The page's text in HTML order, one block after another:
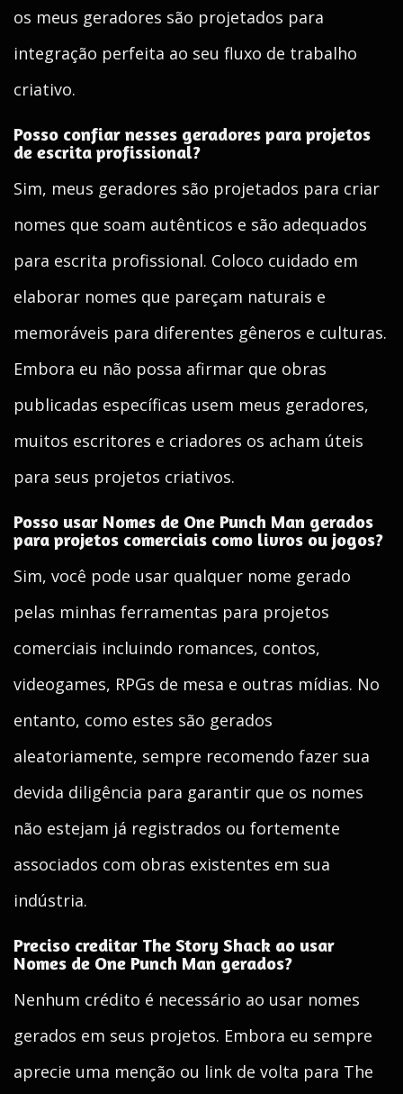
os meus geradores são projetados para
integração perfeita ao seu fluxo de trabalho
criativo.
Posso confiar nesses geradores para projetos
de escrita profissional?
Sim, meus geradores são projetados para criar
nomes que soam autênticos e são adequados
para escrita profissional. Coloco cuidado em
elaborar nomes que pareçam naturais e
memoráveis para diferentes gêneros e culturas.
Embora eu não possa afirmar que obras
publicadas específicas usem meus geradores,
muitos escritores e criadores os acham úteis
para seus projetos criativos.
Posso usar Nomes de One Punch Man gerados
para projetos comerciais como livros ou jogos?
Sim, você pode usar qualquer nome gerado
pelas minhas ferramentas para projetos
comerciais incluindo romances, contos,
videogames, RPGs de mesa e outras mídias. No
entanto, como estes são gerados
aleatoriamente, sempre recomendo fazer sua
devida diligência para garantir que os nomes
não estejam já registrados ou fortemente
associados com obras existentes em sua
indústria.
Preciso creditar The Story Shack ao usar
Nomes de One Punch Man gerados?
Nenhum crédito é necessário ao usar nomes
gerados em seus projetos. Embora eu sempre
aprecie uma menção ou link de volta para The